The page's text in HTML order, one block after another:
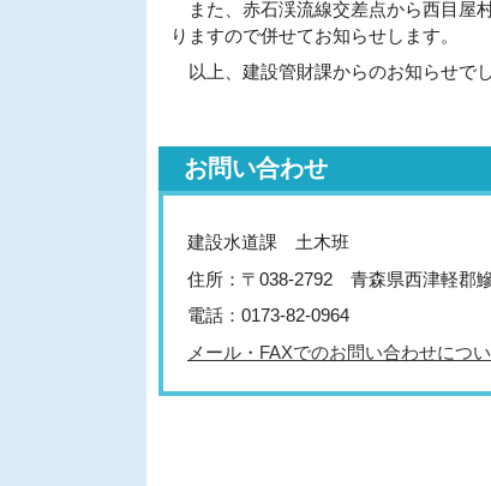
また、赤石渓流線交差点から西目屋
りますので併せてお知らせします。
以上、建設管財課からのお知らせでし
お問い合わせ
建設水道課 土木班
住所：〒038-2792 青森県西津軽郡
電話：0173-82-0964
メール・FAXでのお問い合わせにつ